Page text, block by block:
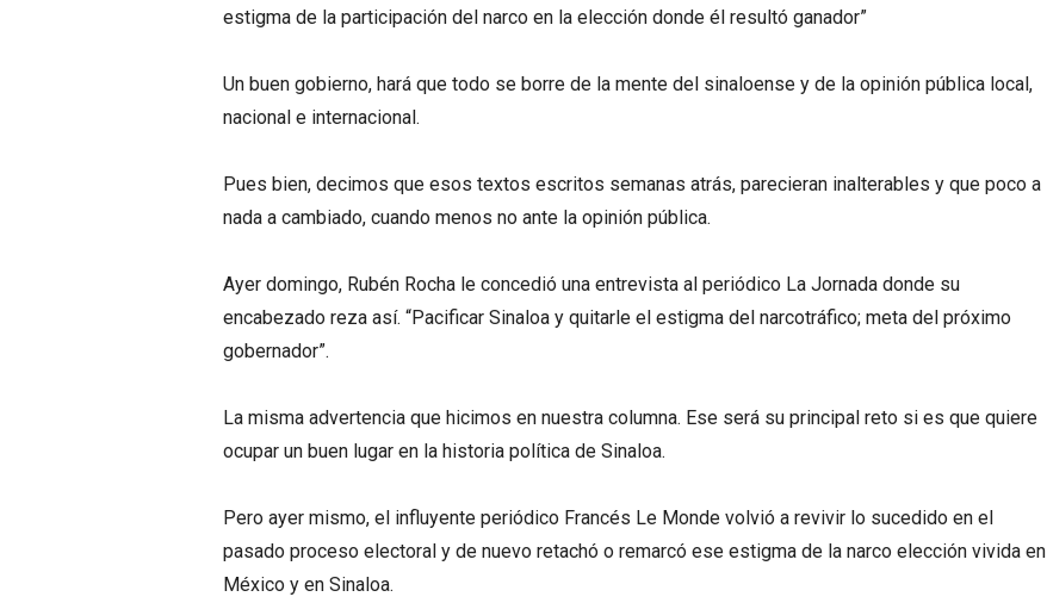
estigma de la participación del narco en la elección donde él resultó ganador”
Un buen gobierno, hará que todo se borre de la mente del sinaloense y de la opinión pública local,
nacional e internacional.
Pues bien, decimos que esos textos escritos semanas atrás, parecieran inalterables y que poco a
nada a cambiado, cuando menos no ante la opinión pública.
Ayer domingo, Rubén Rocha le concedió una entrevista al periódico La Jornada donde su
encabezado reza así. “Pacificar Sinaloa y quitarle el estigma del narcotráfico; meta del próximo
gobernador”.
La misma advertencia que hicimos en nuestra columna. Ese será su principal reto si es que quiere
ocupar un buen lugar en la historia política de Sinaloa.
Pero ayer mismo, el influyente periódico Francés Le Monde volvió a revivir lo sucedido en el
pasado proceso electoral y de nuevo retachó o remarcó ese estigma de la narco elección vivida en
México y en Sinaloa.